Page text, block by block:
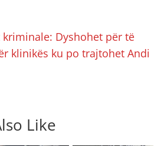
kriminale: Dyshohet për të
klinikës ku po trajtohet Andi
Like